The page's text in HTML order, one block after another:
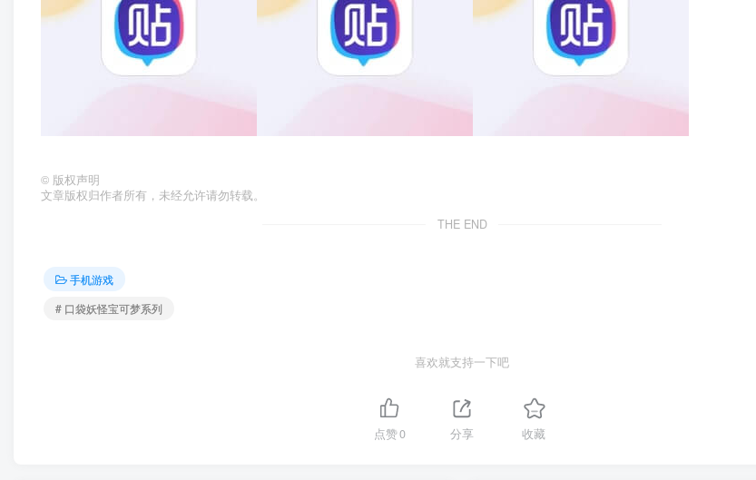
© 版权声明
文章版权归作者所有，未经允许请勿转载。
THE END
手机游戏
# 口袋妖怪宝可梦系列
喜欢就支持一下吧
点赞0 分享 收藏